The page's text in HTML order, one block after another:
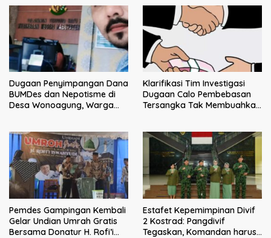
Dugaan Penyimpangan Dana
BUMDes dan Nepotisme di
Desa Wonoagung, Warga
Klarifikasi Tim Investigasi
Dugaan Calo Pembebasan
Tersangka Tak Membuahkan
Pemdes Gampingan Kembali
Gelar Undian Umrah Gratis
Bersama Donatur H. Rofi’i
Estafet Kepemimpinan Divif
2 Kostrad: Pangdivif
Tegaskan, Komandan harus